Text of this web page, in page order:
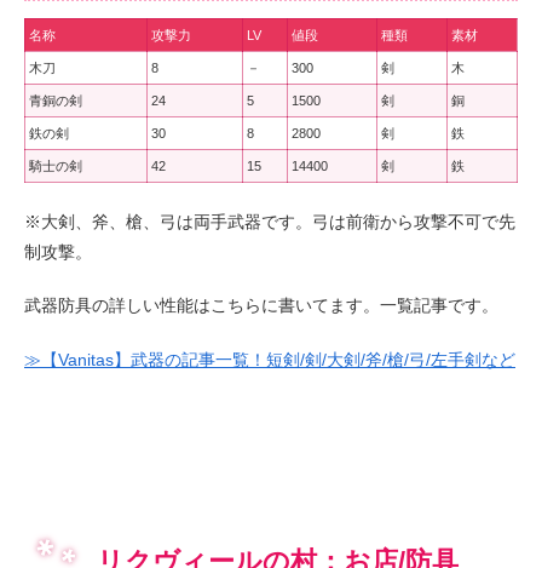
名称 攻撃力 LV 値段 種類 素材
木刀 8 － 300 剣 木
青銅の剣 24 5 1500 剣 銅
鉄の剣 30 8 2800 剣 鉄
騎士の剣 42 15 14400 剣 鉄
※大剣、斧、槍、弓は両手武器です。弓は前衛から攻撃不可で先
制攻撃。
武器防具の詳しい性能はこちらに書いてます。一覧記事です。
≫【Vanitas】武器の記事一覧！短剣/剣/大剣/斧/槍/弓/左手剣など
リクヴィールの村：お店/防具